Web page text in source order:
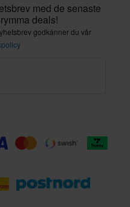
med de senaste
deals!
godkänner du vår